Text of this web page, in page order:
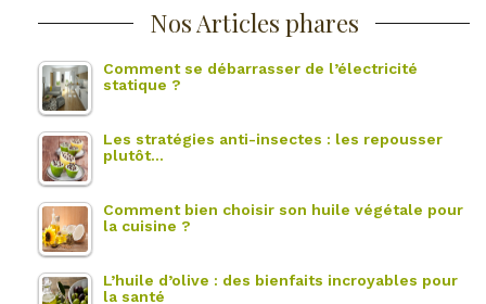
Nos Articles phares
Comment se débarrasser de l’électricité
statique ?
Les stratégies anti-insectes : les repousser
plutôt…
Comment bien choisir son huile végétale pour
la cuisine ?
L’huile d’olive : des bienfaits incroyables pour
la santé